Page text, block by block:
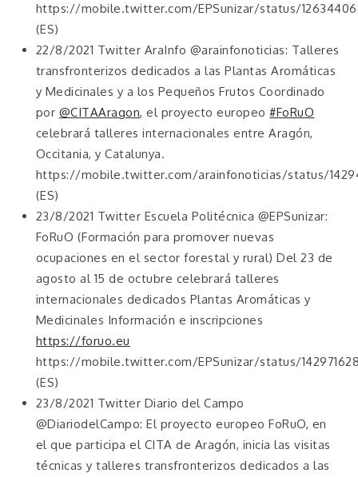
https://mobile.twitter.com/EPSunizar/status/
(ES)
22/8/2021 Twitter AraInfo @arainfonoticias: Talleres
transfronterizos dedicados a las Plantas Aromáticas
y Medicinales y a los Pequeños Frutos Coordinado
por @CITAAragon, el proyecto europeo#FoRuO
celebrará talleres internacionales entre Aragón,
Occitania, y Catalunya.
https://mobile.twitter.com/arainfonoticias/status/
(ES)
23/8/2021 Twitter Escuela Politécnica @EPSunizar:
FoRuO (Formación para promover nuevas
ocupaciones en el sector forestal y rural) Del 23 de
agosto al 15 de octubre celebrará talleres
internacionales dedicados Plantas Aromáticas y
Medicinales Información e inscripciones
https://foruo.eu
https://mobile.twitter.com/EPSunizar/status/
(ES)
23/8/2021 Twitter Diario del Campo
@DiariodelCampo: El proyecto europeo FoRuO, en
el que participa el CITA de Aragón, inicia las visitas
técnicas y talleres transfronterizos dedicados a las